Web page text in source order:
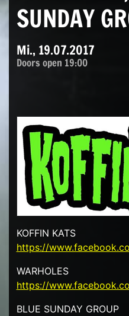
SUNDAY
Mi., 19.07.2017
Doors open 19:00
KOFFIN KATS
https://
WARHOLES
https://
BLUE SUNDAY GROUP